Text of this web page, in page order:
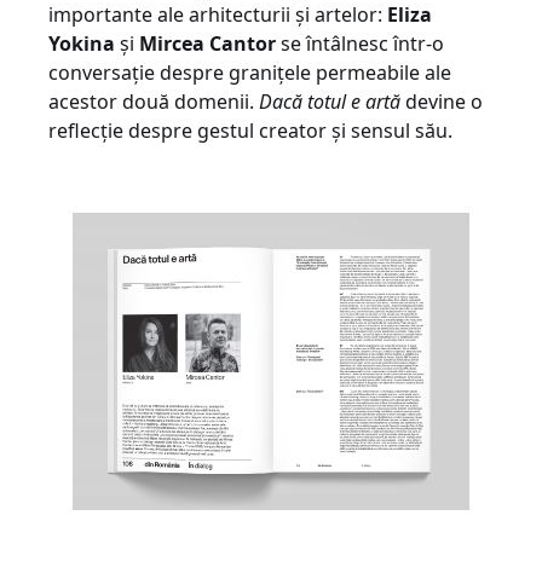
importante ale arhitecturii și artelor: Eliza
Yokina și Mircea Cantorse întâlnesc într-o
conversație despre granițele permeabile ale
acestor două domenii. Dacă totul e artădevine o
reflecție despre gestul creator și sensul său.